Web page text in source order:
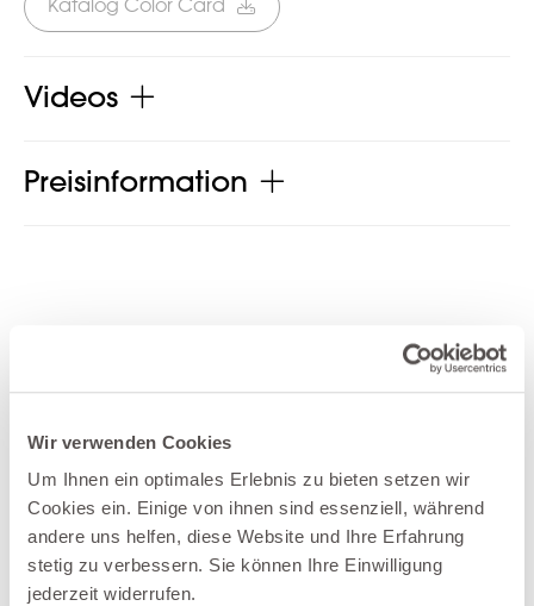
Wir verwenden Cookies
Um Ihnen ein optimales Erlebnis zu bieten setzen wir
Cookies ein. Einige von ihnen sind essenziell, während
andere uns helfen, diese Website und Ihre Erfahrung
stetig zu verbessern. Sie können Ihre Einwilligung
jederzeit widerrufen.
Katalog Color Card
Videos
Preisinformation
Weitere Produkte der Kategorie
Garderoben